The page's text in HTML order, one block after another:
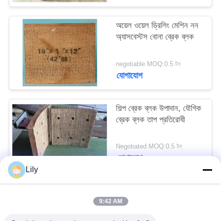
PRIVACY
POLICY
অয়েল ওয়েল ড্রিলিং মেশিন নন
অ্যাসবেস্টস বোনা ব্রেক ব্লক
negotiable MOQ:0.5 টন
যোগাযোগ
শিল্প ব্রেক ব্লক উপাদান, যৌগিক
ব্রেক ব্লক তাপ প্রতিরোধী
Negotiated MOQ:0.5 টন
যোগাযোগ
Lily
9:42 AM